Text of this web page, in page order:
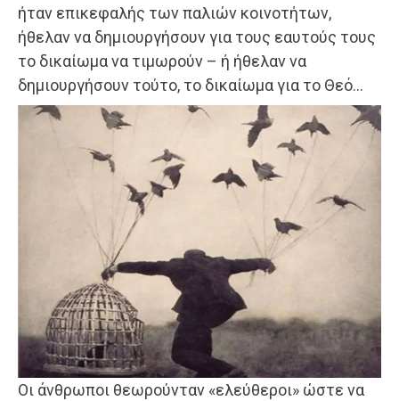
ήταν επικεφαλής των παλιών κοινοτήτων,
ήθελαν να δημιουργήσουν για τους εαυτούς τους
το δικαίωμα να τιμωρούν – ή ήθελαν να
δημιουργήσουν τούτο, το δικαίωμα για το Θεό…
Οι άνθρωποι θεωρούνταν «ελεύθεροι» ώστε να